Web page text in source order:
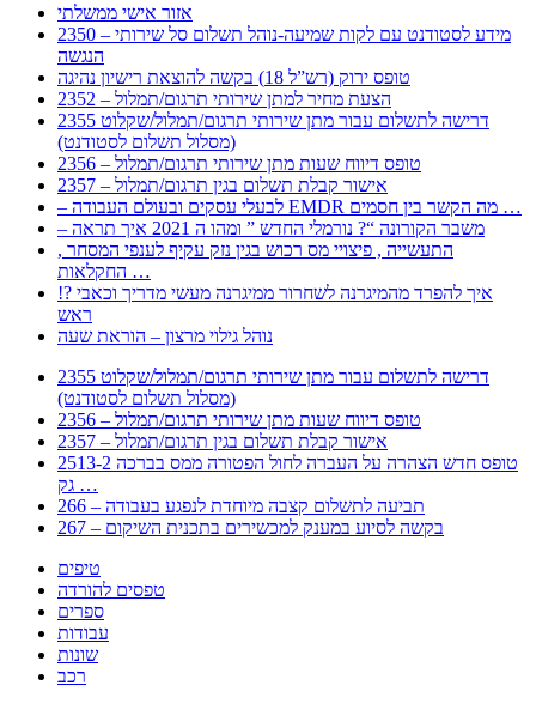
אזור אישי ממשלתי
2350 – מידע לסטודנט עם לקות שמיעה-נוהל תשלום סל שירותי
הנגשה
טופס ירוק (רש”ל 18) בקשה להוצאת רישיון נהיגה
2352 – הצעת מחיר למתן שירותי תרגום/תמלול
2355 דרישה לתשלום עבור מתן שירותי תרגום/תמלול/שקלוט
(מסלול תשלום לסטודנט)
2356 – טופס דיווח שעות מתן שירותי תרגום/תמלול
2357 – אישור קבלת תשלום בגין תרגום/תמלול
– לבעלי עסקים ובעולם העבודה EMDR מה הקשר בין חסמים …
– משבר הקורונה “? נורמלי החדש ” ומהו ה 2021 איך תראה
, התעשייה , פיצויי מס רכוש בגין נזק עקיף לענפי המסחר
החקלאות …
!? איך להפרד מהמיגרנה לשחרור ממיגרנה מעשי מדריך וכאבי
ראש
נוהל גילוי מרצון – הוראת שעה
2355 דרישה לתשלום עבור מתן שירותי תרגום/תמלול/שקלוט
(מסלול תשלום לסטודנט)
2356 – טופס דיווח שעות מתן שירותי תרגום/תמלול
2357 – אישור קבלת תשלום בגין תרגום/תמלול
2513-2 טופס חדש הצהרה על העברה לחול הפטורה ממס בברכה
גק …
266 – תביעה לתשלום קצבה מיוחדת לנפגע בעבודה
267 – בקשה לסיוע במענק למכשירים בתכנית השיקום
טיפים
טפסים להורדה
ספרים
עבודות
שונות
רכב